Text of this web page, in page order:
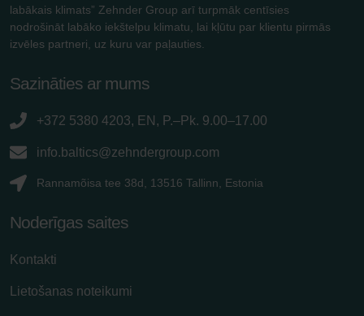
labākais klimats” Zehnder Group arī turpmāk centīsies
nodrošināt labāko iekštelpu klimatu, lai kļūtu par klientu pirmās
izvēles partneri, uz kuru var paļauties.
Sazināties ar mums
+372 5380 4203, EN, P.–Pk. 9.00–17.00
info.baltics@zehndergroup.com
Rannamõisa tee 38d, 13516 Tallinn, Estonia
Noderīgas saites
Kontakti
Lietošanas noteikumi